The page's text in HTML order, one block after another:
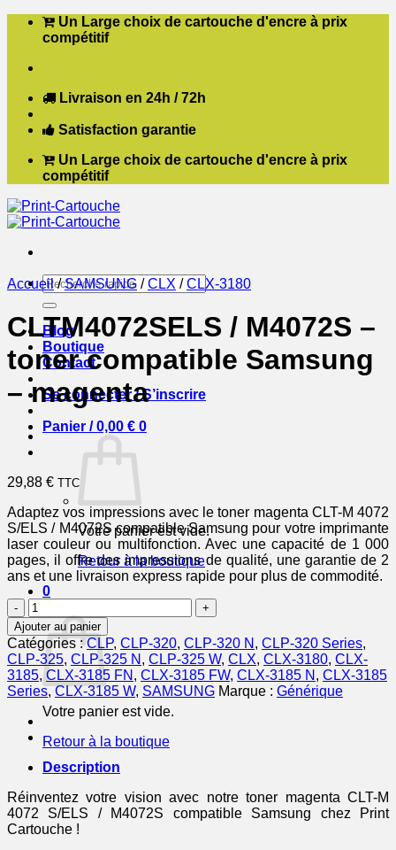
Passer Un Large choix de cartouche d'encre à prix
compétitif
Livraison en 24h / 72h
Satisfaction garantie
Un Large choix de cartouche d'encre à prix
compétitif
Recherche
pour :
Blog
Boutique
Contact
Se connecter / S’inscrire
Panier /0,00 € 0
Votre panier est vide.
Retour à la boutique
0
Votre panier est vide.
Retour à la boutique
Accueil / SAMSUNG / CLX / CLX-3180
CLTM4072SELS / M4072S –
toner compatible Samsung
– magenta
29,88 € TTC
Adaptez vos impressions avec le toner magenta CLT-M 4072
S/ELS / M4072S compatible Samsung pour votre imprimante
laser couleur ou multifonction. Avec une capacité de 1 000
pages, il offre des impressions de qualité, une garantie de 2
ans et une livraison express rapide pour plus de commodité.
quantité
de
CLTM4072SELS
/
M4072S
-
toner
compatible
Samsung
magenta
Ajouter au panier
Catégories :CLP, CLP-320, CLP-320 N , CLP-320 Series,
CLP-325, CLP-325 N , CLP-325 W, CLX, CLX-3180, CLX-
3185, CLX-3185 FN , CLX-3185 FW, CLX-3185 N , CLX-3185
Series,CLX-3185 W, SAMSUNG Marque : Générique
Description
Réinventez votre vision avec notre toner magenta CLT-M
4072 S/ELS / M4072S compatible Samsung chez Print
Cartouche !